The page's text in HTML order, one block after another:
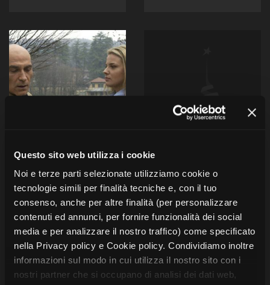
Questo sito web utilizza i cookie
Noi e terze parti selezionate utilizziamo cookie o
tecnologie simili per finalità tecniche e, con il tuo
consenso, anche per altre finalità (per personalizzare
contenuti ed annunci, per fornire funzionalità dei social
media e per analizzare il nostro traffico) come specificato
nella Privacy policy e Cookie policy. Condividiamo inoltre
informazioni sul modo in cui utilizza il nostro sito con i
nostri partner che si occupano di analisi dei dati web,
Cuori rubati
Fabio Jephcott, Giorgio
Molteni, Claudio Norza,
Andrea Serafini, Maurizio
Simonetti
SERIE TV
Italia, 2001, 30'
Grundy Production Italy
S.p.A. con Pearson
Giuseppe
Destefanis:
un’eredità di
pietra e cuore
Eraldo Enrietti
DOCUMENTARI
Italia, 2026
Lorenzo Casassa